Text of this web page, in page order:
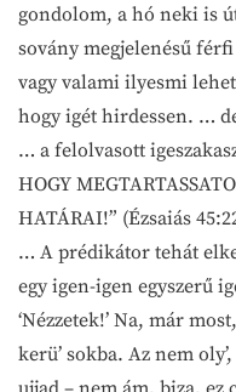
gondolom, a hó neki is
sovány megjelenésű
vagy valami ilyesmi
hogy igét hirdessen. …
… a felolvasott
HOGY
HATÁRAI!” (Ézsaiás
… A prédikátor tehát
egy igen-igen egyszerű
‘Nézzetek!’ Na, már
kerü’ sokba. Az nem